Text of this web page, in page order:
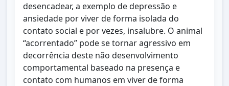
desencadear, a exemplo de depressão e
ansiedade por viver de forma isolada do
contato social e por vezes, insalubre. O animal
“acorrentado” pode se tornar agressivo em
decorrência deste não desenvolvimento
comportamental baseado na presença e
contato com humanos em viver de forma